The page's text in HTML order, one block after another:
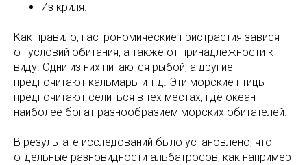
Из криля.
Как правило, гастрономические пристрастия зависят
от условий обитания, а также от принадлежности к
виду. Одни из них питаются рыбой, а другие
предпочитают кальмары и т.д. Эти морские птицы
предпочитают селиться в тех местах, где океан
наиболее богат разнообразием морских обитателей.
В результате исследований было установлено, что
отдельные разновидности альбатросов, как например